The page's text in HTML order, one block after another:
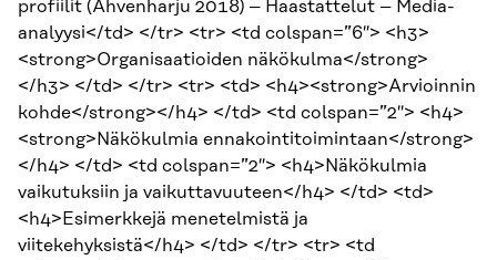
profiilit (Ahvenharju 2018) – Haastattelut – Media-
analyysi</td> </tr> <tr> <td colspan=”6″> <h3>
<strong>Organisaatioiden näkökulma</strong>
</h3> </td> </tr> <tr> <td> <h4><strong>Arvioinnin
kohde</strong></h4> </td> <td colspan=”2″> <h4>
<strong>Näkökulmia ennakointitoimintaan</strong>
</h4> </td> <td colspan=”2″> <h4>Näkökulmia
vaikutuksiin ja vaikuttavuuteen</h4> </td> <td>
<h4>Esimerkkejä menetelmistä ja
viitekehyksistä</h4> </td> </tr> <tr> <td